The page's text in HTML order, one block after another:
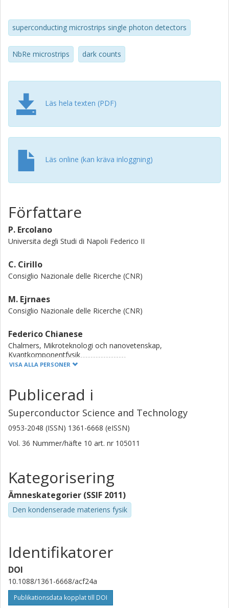
similar devices based on different materials, such as MoSi,
WSi and NbN. The analysis confirms the high potential of
NbRe for the realization of superconducting single photon
detectors with large areas.
superconducting microstrips single photon detectors
NbRe microstrips dark counts
Läs hela texten (PDF)
Läs online (kan kräva inloggning)
Författare
P. Ercolano
Universita degli Studi di Napoli Federico II
C. Cirillo
Consiglio Nazionale delle Ricerche (CNR)
M. Ejrnaes
Consiglio Nazionale delle Ricerche (CNR)
Federico Chianese
Chalmers, Mikroteknologi och nanovetenskap,
Kvantkomponentfysik
D. Salvoni
Ltd Jiashan
C. Bruscino
Universita degli Studi di Napoli Federico II
Consiglio Nazionale delle Ricerche (CNR)
A. Cassinese
Universita degli Studi di Napoli Federico II
C. Attanasio
Universita degli Studi di Salerno
G. P. Pepe
Universita degli Studi di Napoli Federico II
VISA ALLA PERSONER
Publicerad i
Superconductor Science and Technology
0953-2048 (ISSN) 1361-6668 (eISSN)
Vol. 36 Nummer/häfte 10 art. nr 105011
Kategorisering
Ämneskategorier (SSIF 2011)
Den kondenserade materiens fysik
Identifikatorer
DOI
10.1088/1361-6668/acf24a
Publikationsdata kopplat till DOI